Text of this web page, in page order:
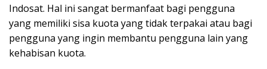
Indosat. Hal ini sangat bermanfaat bagi pengguna
yang memiliki sisa kuota yang tidak terpakai atau bagi
pengguna yang ingin membantu pengguna lain yang
kehabisan kuota.